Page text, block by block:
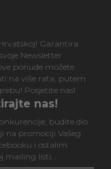
Garantira
Newsletter
ponude možete
na više rata, putem
Posjetite nas!
nas!
budite dio
na promociji Vašeg
i ostalim
mailing listi...